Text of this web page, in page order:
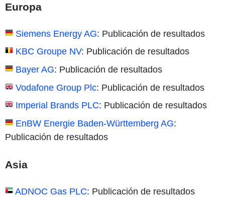
Europa
Siemens Energy AG: Publicación de resultados
KBC Groupe NV: Publicación de resultados
Bayer AG: Publicación de resultados
Vodafone Group Plc: Publicación de resultados
Imperial Brands PLC: Publicación de resultados
EnBW Energie Baden-Württemberg AG:
Publicación de resultados
Asia
ADNOC Gas PLC: Publicación de resultados